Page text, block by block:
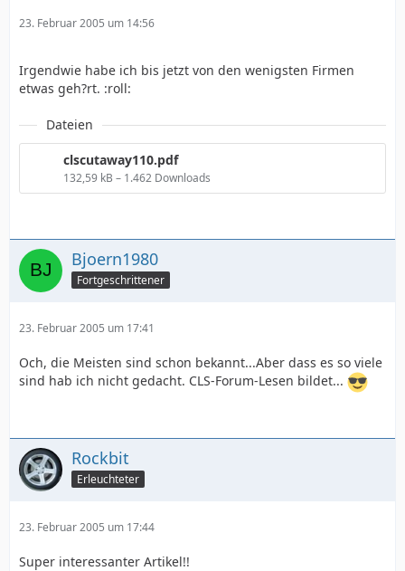
23. Februar 2005 um 14:56
Irgendwie habe ich bis jetzt von den wenigsten Firmen
etwas geh?rt. :roll:
Dateien
clscutaway110.pdf
132,59 kB – 1.462 Downloads
Bjoern1980
Fortgeschrittener
23. Februar 2005 um 17:41
Och, die Meisten sind schon bekannt...Aber dass es so viele
sind hab ich nicht gedacht. CLS-Forum-Lesen bildet...
Rockbit
Erleuchteter
23. Februar 2005 um 17:44
Super interessanter Artikel!!